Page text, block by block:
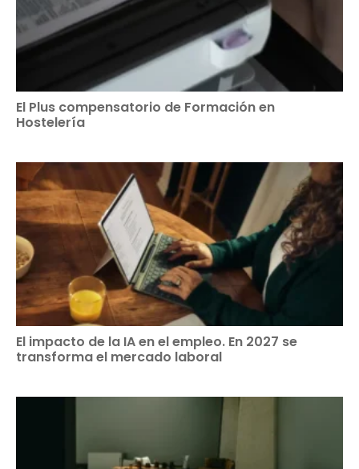
El Plus compensatorio de Formación en
Hostelería
El impacto de la IA en el empleo. En 2027 se
transforma el mercado laboral